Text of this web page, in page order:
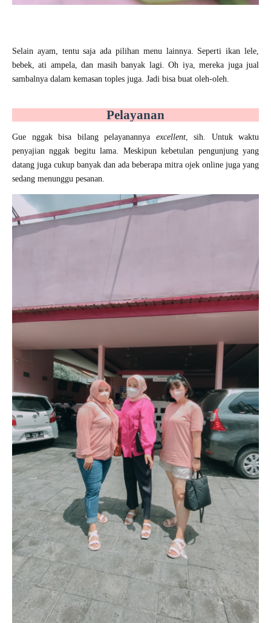
Selain ayam, tentu saja ada pilihan menu lainnya. Seperti ikan lele,
bebek, ati ampela, dan masih banyak lagi. Oh iya, mereka juga jual
sambalnya dalam kemasan toples juga. Jadi bisa buat oleh-oleh.
Pelayanan
Gue nggak bisa bilang pelayanannya excellent, sih. Untuk waktu
penyajian nggak begitu lama. Meskipun kebetulan pengunjung yang
datang juga cukup banyak dan ada beberapa mitra ojek online juga yang
sedang menunggu pesanan.